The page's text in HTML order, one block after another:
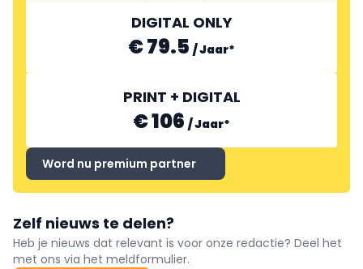
DIGITAL ONLY
€ 79.5 /Jaar*
PRINT + DIGITAL
€ 106 /Jaar*
Word nu premium partner
Zelf nieuws te delen?
Heb je nieuws dat relevant is voor onze redactie? Deel het
met ons via het meldformulier.